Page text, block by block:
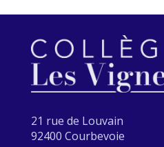
21 rue de Louvain
92400 Courbevoie